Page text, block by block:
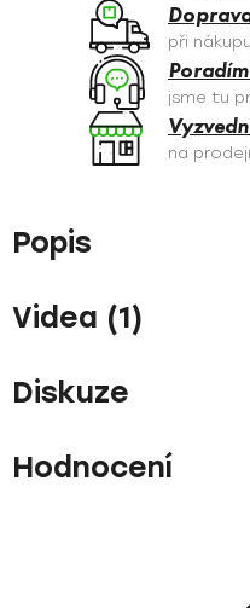
při
jsme tu
na
Popis
Videa (1)
Diskuze
Hodnocení